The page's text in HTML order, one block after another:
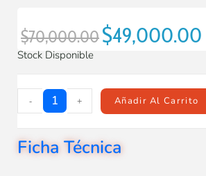
$70,000.00$49,000.00
Stock Disponible
- + Añadir Al Carrito
Ficha Técnica